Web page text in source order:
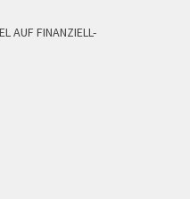
AUF FINANZIELL-